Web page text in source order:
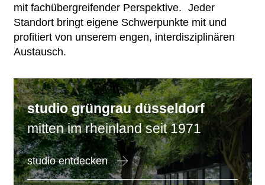
mit fachübergreifender Perspektive. Jeder
Standort bringt eigene Schwerpunkte mit und
profitiert von unserem engen, interdisziplinären
Austausch.
studiogrüngraudüsseldorf
mitten im rheinland seit 1971
studio entdecken